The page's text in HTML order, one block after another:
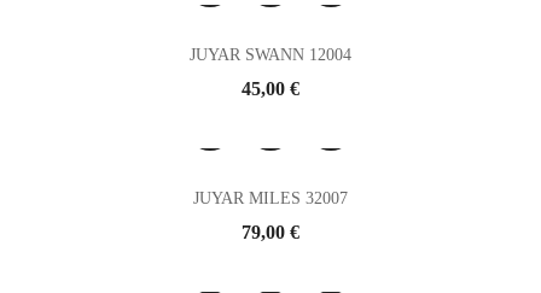
JUYAR SWANN 12004
Prix
45,00 €
JUYAR MILES 32007
Prix
79,00 €